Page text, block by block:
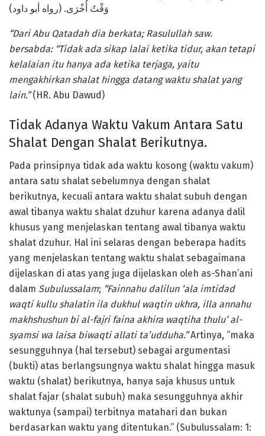
وَقْتُ أُخْرَى. (رواه أبو داود)
“Dari Abu Qatadah dia berkata; Rasulullah saw.
bersabda: “Tidak ada sikap lalai ketika tidur, akan tetapi
kelalaian itu hanya ada ketika terjaga, yaitu
mengakhirkan shalat hingga datang waktu shalat yang
lain.”(HR. Abu Dawud)
Tidak Adanya Waktu Vakum Antara Satu
Shalat Dengan Shalat Berikutnya.
Pada prinsipnya tidak ada waktu kosong (waktu vakum)
antara satu shalat sebelumnya dengan shalat
berikutnya, kecuali antara waktu shalat subuh dengan
awal tibanya waktu shalat dzuhur karena adanya dalil
khusus yang menjelaskan tentang awal tibanya waktu
shalat dzuhur. Hal ini selaras dengan beberapa hadits
yang menjelaskan tentang waktu shalat sebagaimana
dijelaskan di atas yang juga dijelaskan oleh as-Shan’ani
dalam Subulussalam; “Fainnahu dalilun ‘ala imtidad
waqti kullu shalatin ila dukhul waqtin ukhra, illa annahu
makhshushun bi al-fajri faina akhira waqtiha thulu’ al-
syamsi wa laisa biwaqti allati ta’udduha.”Artinya, “maka
sesungguhnya (hal tersebut) sebagai argumentasi
(bukti) atas berlangsungnya waktu shalat hingga masuk
waktu (shalat) berikutnya, hanya saja khusus untuk
shalat fajar (shalat subuh) maka sesungguhnya akhir
waktunya (sampai) terbitnya matahari dan bukan
berdasarkan waktu yang ditentukan.” (Subulussalam: 1: